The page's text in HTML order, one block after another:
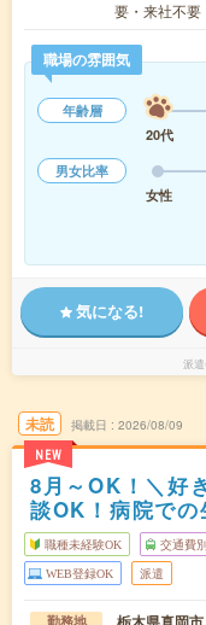
要・来社不
職場の雰囲気
年齢層
20代
男女比率
女性
気になる!
派
未読
NEW
掲載日 2026/08/09
8月～OK！＼好
談OK！病院での
職種未経験OK 交通費
WEB登録OK 派遣
勤務地